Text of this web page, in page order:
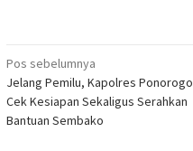
Navigasi
pos
Pos sebelumnya
Jelang Pemilu, Kapolres Ponorogo
Cek Kesiapan Sekaligus Serahkan
Bantuan Sembako